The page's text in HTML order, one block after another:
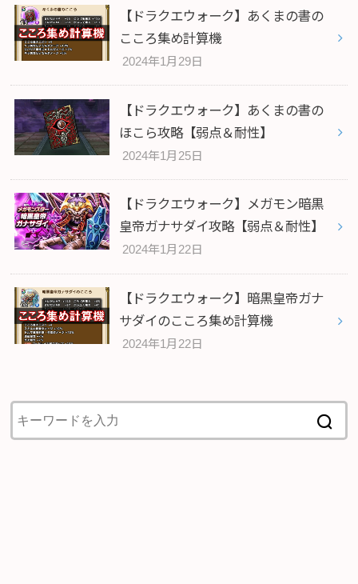
【ドラクエウォーク】あくまの書の
こころ集め計算機
2024年1月29日
【ドラクエウォーク】あくまの書の
ほこら攻略【弱点＆耐性】
2024年1月25日
【ドラクエウォーク】メガモン暗黒
皇帝ガナサダイ攻略【弱点＆耐性】
2024年1月22日
【ドラクエウォーク】暗黒皇帝ガナ
サダイのこころ集め計算機
2024年1月22日